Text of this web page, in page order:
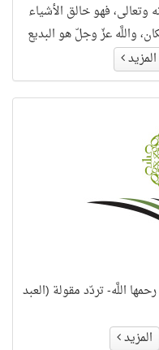
وتعالى، فهو خالق الأشياء
واللَّه عزّ وجلّ هو البديع
المزيد
اللَّه- تردّد مقولة (العبد
المزيد